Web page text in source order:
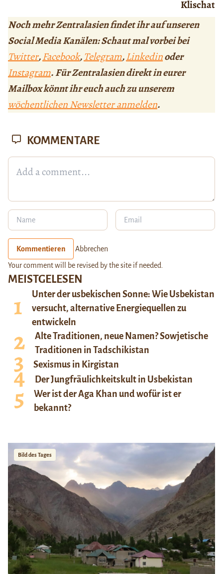
Klischat
Noch mehr Zentralasien findet ihr auf unseren
Social Media Kanälen: Schaut mal vorbei bei
Twitter,Facebook,Telegram,Linkedinoder
Instagram. Für Zentralasien direkt in eurer
Mailbox könnt ihr euch auch zu unserem
wöchentlichen Newsletter anmelden.
MEISTGELESEN
Unter der usbekischen Sonne: Wie Usbekistan
versucht, alternative Energiequellen zu
entwickeln
Alte Traditionen, neue Namen? Sowjetische
Traditionen in Tadschikistan
Sexismus in Kirgistan
Der Jungfräulichkeitskult in Usbekistan
Wer ist der Aga Khan und wofür ist er
bekannt?
Bild des Tages
KOMMENTARE
Kommentieren Abbrechen
Your comment will be revised by the site if needed.